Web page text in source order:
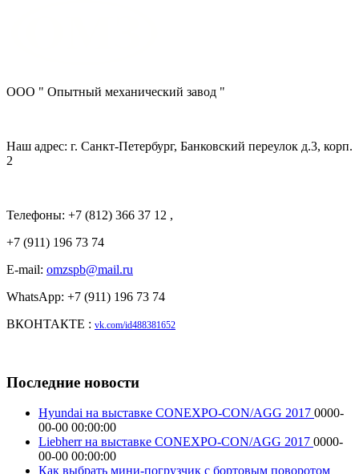
ООО " Опытный механический завод "
Наш адрес: г. Санкт-Петербург, Банковский переулок д.3, корп.
2
Телефоны: +7 (812) 366 37 12 ,
+7 (911) 196 73 74
E-mail: omzspb@mail.ru
WhatsApp: +7 (911) 196 73 74
ВКОНТАКТЕ : vk.com/id488381652
Последние новости
Hyundai на выставке CONEXPO-CON/AGG 2017 0000-
00-00 00:00:00
Liebherr на выставке CONEXPO-CON/AGG 2017 0000-
00-00 00:00:00
Как выбрать мини-погрузчик с бортовым поворотом